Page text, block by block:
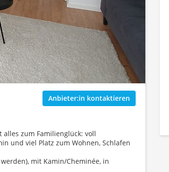
Anbieter:in kontaktieren
zum Familienglück: voll
und viel Platz zum Wohnen, Schlafen
mit Kamin/Cheminée, in